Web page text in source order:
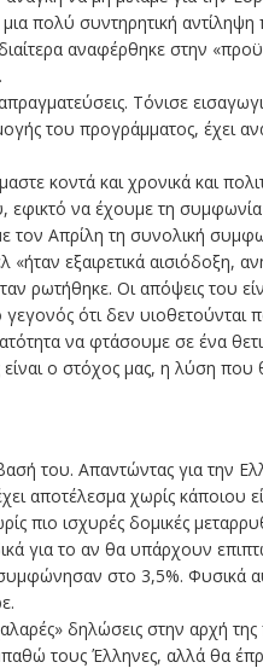
πολύ συντηρητική
αναφέρθηκε στην
Τόνισε
του προγράμματος, έχει
κοντά και χρονικά και
να έχουμε τη
τον Απρίλη τη συνολική
εξαιρετικά αισιόδοξη,
Οι απόψεις του
ότι δεν υιοθετούνται
να φτάσουμε σε ένα
ο στόχος μας, η λύση που
του. Απαντώντας για την
αποτέλεσμα χωρίς
ισχυρές δομικές
για το αν θα υπάρχουν
στο 3,5%. Φυσικά
δηλώσεις στην αρχή
τους Έλληνες, αλλά θα